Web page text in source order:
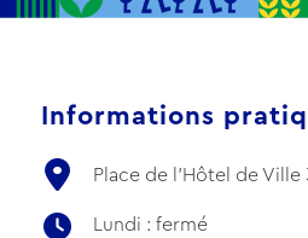
Informations
Place de l'Hôtel de Ville
Lundi : fermé